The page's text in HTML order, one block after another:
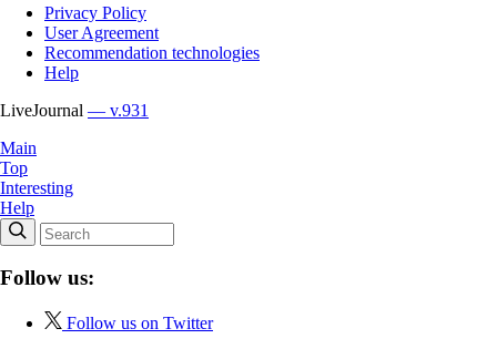
Privacy Policy
User Agreement
Recommendation technologies
Help
LiveJournal — v.931
Main
Top
Interesting
Help
Follow us:
Follow us on Twitter